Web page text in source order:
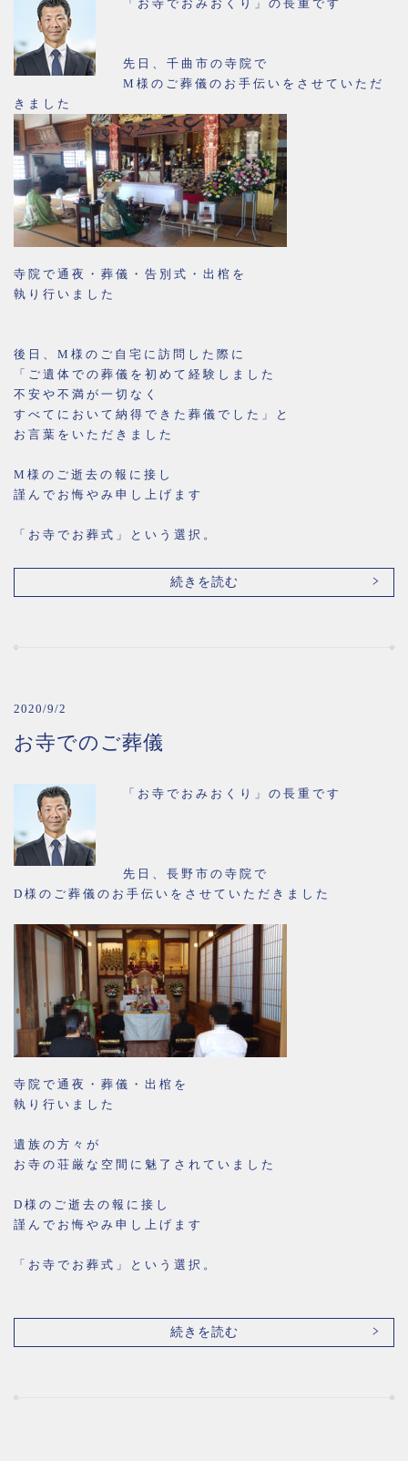
「お寺でおみおくり」の長重です
先日、千曲市の寺院で
M様のご葬儀のお手伝いをさせていただ
きました
寺院で通夜・葬儀・告別式・出棺を
執り行いました
後日、M様のご自宅に訪問した際に
「ご遺体での葬儀を初めて経験しました
不安や不満が一切なく
すべてにおいて納得できた葬儀でした」と
お言葉をいただきました
M様のご逝去の報に接し
謹んでお悔やみ申し上げます
「お寺でお葬式」という選択。
続きを読む
2020/9/2
お寺でのご葬儀
「お寺でおみおくり」の長重です
先日、長野市の寺院で
D様のご葬儀のお手伝いをさせていただきました
寺院で通夜・葬儀・出棺を
執り行いました
遺族の方々が
お寺の荘厳な空間に魅了されていました
D様のご逝去の報に接し
謹んでお悔やみ申し上げます
「お寺でお葬式」という選択。
続きを読む